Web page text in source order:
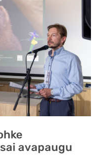
avapaugu